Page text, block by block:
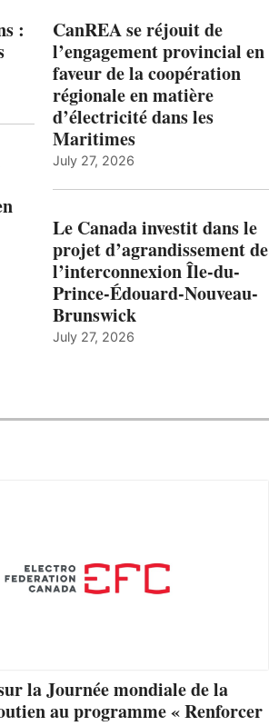
:
CanREA se réjouit de
l’engagement provincial en
faveur de la coopération
régionale en matière
d’électricité dans les
Maritimes
July 27, 2026
Le Canada investit dans le
projet d’agrandissement de
l’interconnexion Île-du-
Prince-Édouard-Nouveau-
Brunswick
July 27, 2026
la Journée mondiale de la
au programme « Renforcer